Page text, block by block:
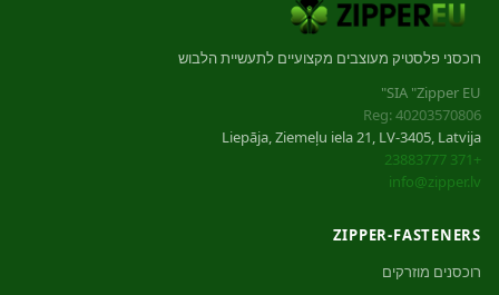
רוכסני פלסטיק מעוצבים מקצועיים לתעשיית הלבוש
SIA "Zipper EU"
Reg: 40203570806
Liepāja, Ziemeļu iela 21, LV-3405, Latvija
+371 23883777
info@zipper.lv
ZIPPER-FASTENERS
רוכסנים מוזרקים